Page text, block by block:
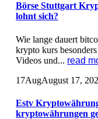
Börse Stuttgart
lohnt sich?
Wie lange dauert
krypto kurs
Videos und... read
17AugAugust 17,
Estv
kryptowährungen